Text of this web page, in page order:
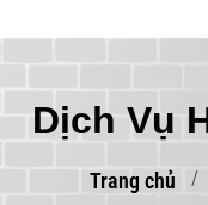
Dịch Vụ
Trang chủ